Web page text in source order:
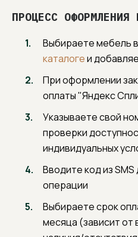
ПРОЦЕСС ОФОРМЛЕНИЯ
Выбираете мебель
каталогеи
При оформлении
оплаты "Яндекс
Указываете свой
проверки
индивидуальных
Вводите код из
операции
Выбираете срок
месяца (зависит от